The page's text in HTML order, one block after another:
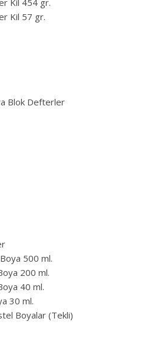
Kil 454 gr.
Kil 57 gr.
Blok Defterler
500 ml.
200 ml.
40 ml.
30 ml.
Boyalar (Tekli)